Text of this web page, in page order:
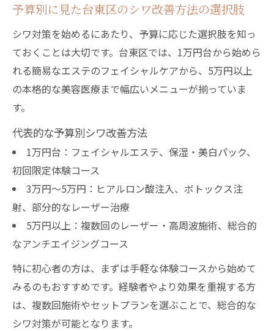
予算別に見た台東区のシワ改善方法の選択肢
シワ対策を始めるにあたり、予算に応じた選択肢を知っ
ておくことは大切です。台東区では、1万円台から始めら
れる簡易なエステのフェイシャルケアから、5万円以上
の本格的な美容医療まで幅広いメニューが揃っていま
す。
代表的な予算別シワ改善方法
1万円台：フェイシャルエステ、保湿・美白パック、
初回限定体験コース
3万円〜5万円：ヒアルロン酸注入、ボトックス注
射、部分的なレーザー治療
5万円以上：複数回のレーザー・高周波施術、総合的
なアンチエイジングコース
特に初心者の方は、まずは手軽な体験コースから始めて
みるのもおすすめです。経験者やより効果を重視する方
は、複数回施術やセットプランを選ぶことで、総合的な
シワ対策が可能となります。